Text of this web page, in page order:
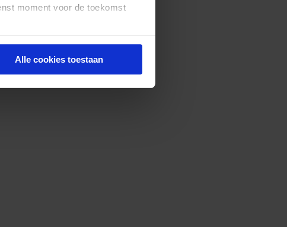
moment voor de toekomst
Alle cookies toestaan